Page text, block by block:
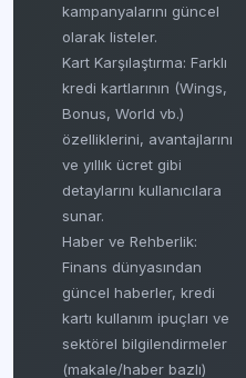
kampanyalarını güncel
olarak listeler.
Kart Karşılaştırma: Farklı
kredi kartlarının (Wings,
Bonus, World vb.)
özelliklerini, avantajlarını
ve yıllık ücret gibi
detaylarını kullanıcılara
sunar.
Haber ve Rehberlik:
Finans dünyasından
güncel haberler, kredi
kartı kullanım ipuçları ve
sektörel bilgilendirmeler
(makale/haber bazlı)